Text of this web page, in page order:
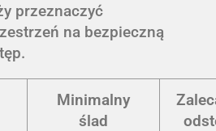
przeznaczyć
na bezpieczną
Minimalny
ślad